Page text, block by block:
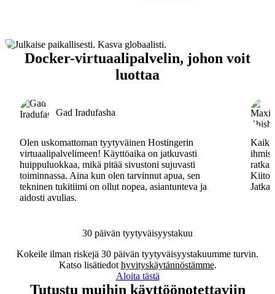
Docker-virtuaalipalvelin, johon voit
luottaa
Gad Iradufasha
Olen uskomattoman tyytyväinen Hostingerin
virtuaalipalvelimeen! Käyttöaika on jatkuvasti
huippuluokkaa, mikä pitää sivustoni sujuvasti
toiminnassa. Aina kun olen tarvinnut apua, sen
tekninen tukitiimi on ollut nopea, asiantunteva ja
aidosti avulias.
Kiitos
30 päivän tyytyväisyystakuu
Kokeile ilman riskejä 30 päivän tyytyväisyystakuumme turvin.
Katso lisätiedot hyvityskäytännöstämme.
Aloita tästä
Tutustu muihin käyttöönotettaviin